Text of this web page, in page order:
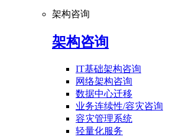
架构咨询
架构咨询
IT基础架构咨询
网络架构咨询
数据中心迁移
业务连续性/容灾咨询
容灾管理系统
轻量化服务